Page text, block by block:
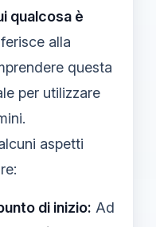
qualcosa è
alla
questa
per utilizzare
aspetti
di inizio: Ad